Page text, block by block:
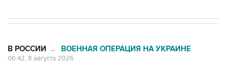
В РОССИИ → ВОЕННАЯ ОПЕРАЦИЯ НА УКРАИНЕ
06:42, 8 августа 2026